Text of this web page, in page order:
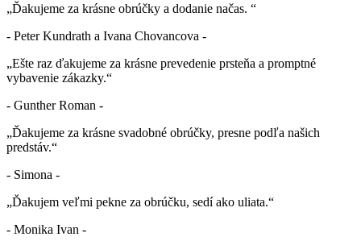
„Ďakujeme za krásne obrúčky a dodanie načas. “
- Peter Kundrath a Ivana Chovancova -
„Ešte raz ďakujeme za krásne prevedenie prsteňa a promptné
vybavenie zákazky.“
- Gunther Roman -
„Ďakujeme za krásne svadobné obrúčky, presne podľa našich
predstáv.“
- Simona -
„Ďakujem veľmi pekne za obrúčku, sedí ako uliata.“
- Monika Ivan -